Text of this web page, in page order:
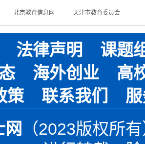
北京教育信息网 天津市教育委员会
法律声明
课题
海外创业
高
策
联系我们
（2023版权所